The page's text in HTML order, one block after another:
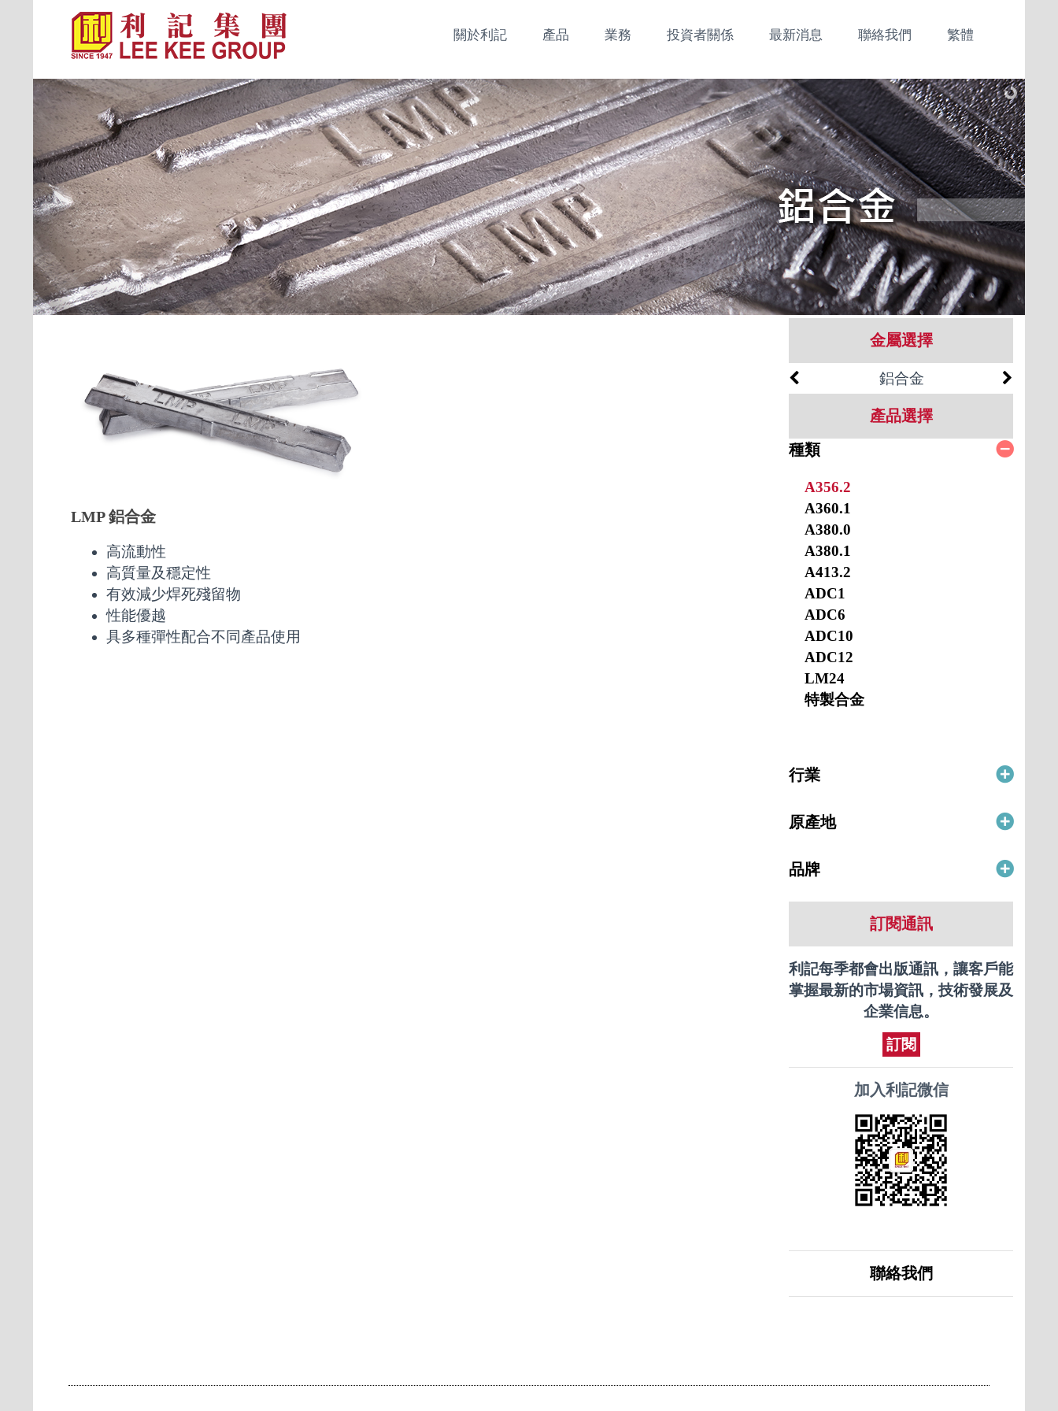
關於利記 產品 業務 投資者關係 最新消息 聯絡我們 繁體
LMP 鋁合金
高流動性
高質量及穩定性
有效減少焊死殘留物
性能優越
具多種彈性配合不同產品使用
金屬選擇
鋁合金
產品選擇
種類
A356.2
A360.1
A380.0
A380.1
A413.2
ADC1
ADC6
ADC10
ADC12
LM24
特製合金
行業
原產地
品牌
訂閱通訊
利記每季都會出版通訊，讓客戶能
掌握最新的市場資訊，技術發展及
企業信息。
訂閱
加入利記微信
聯絡我們